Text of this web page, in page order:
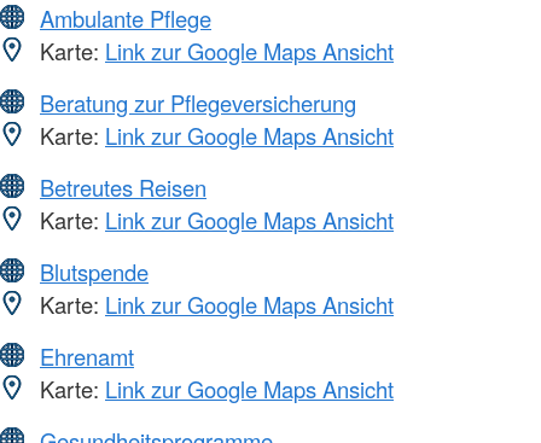
Ambulante Pflege
Karte: Link zur Google Maps Ansicht
Beratung zur Pflegeversicherung
Karte: Link zur Google Maps Ansicht
Betreutes Reisen
Karte: Link zur Google Maps Ansicht
Blutspende
Karte: Link zur Google Maps Ansicht
Ehrenamt
Karte: Link zur Google Maps Ansicht